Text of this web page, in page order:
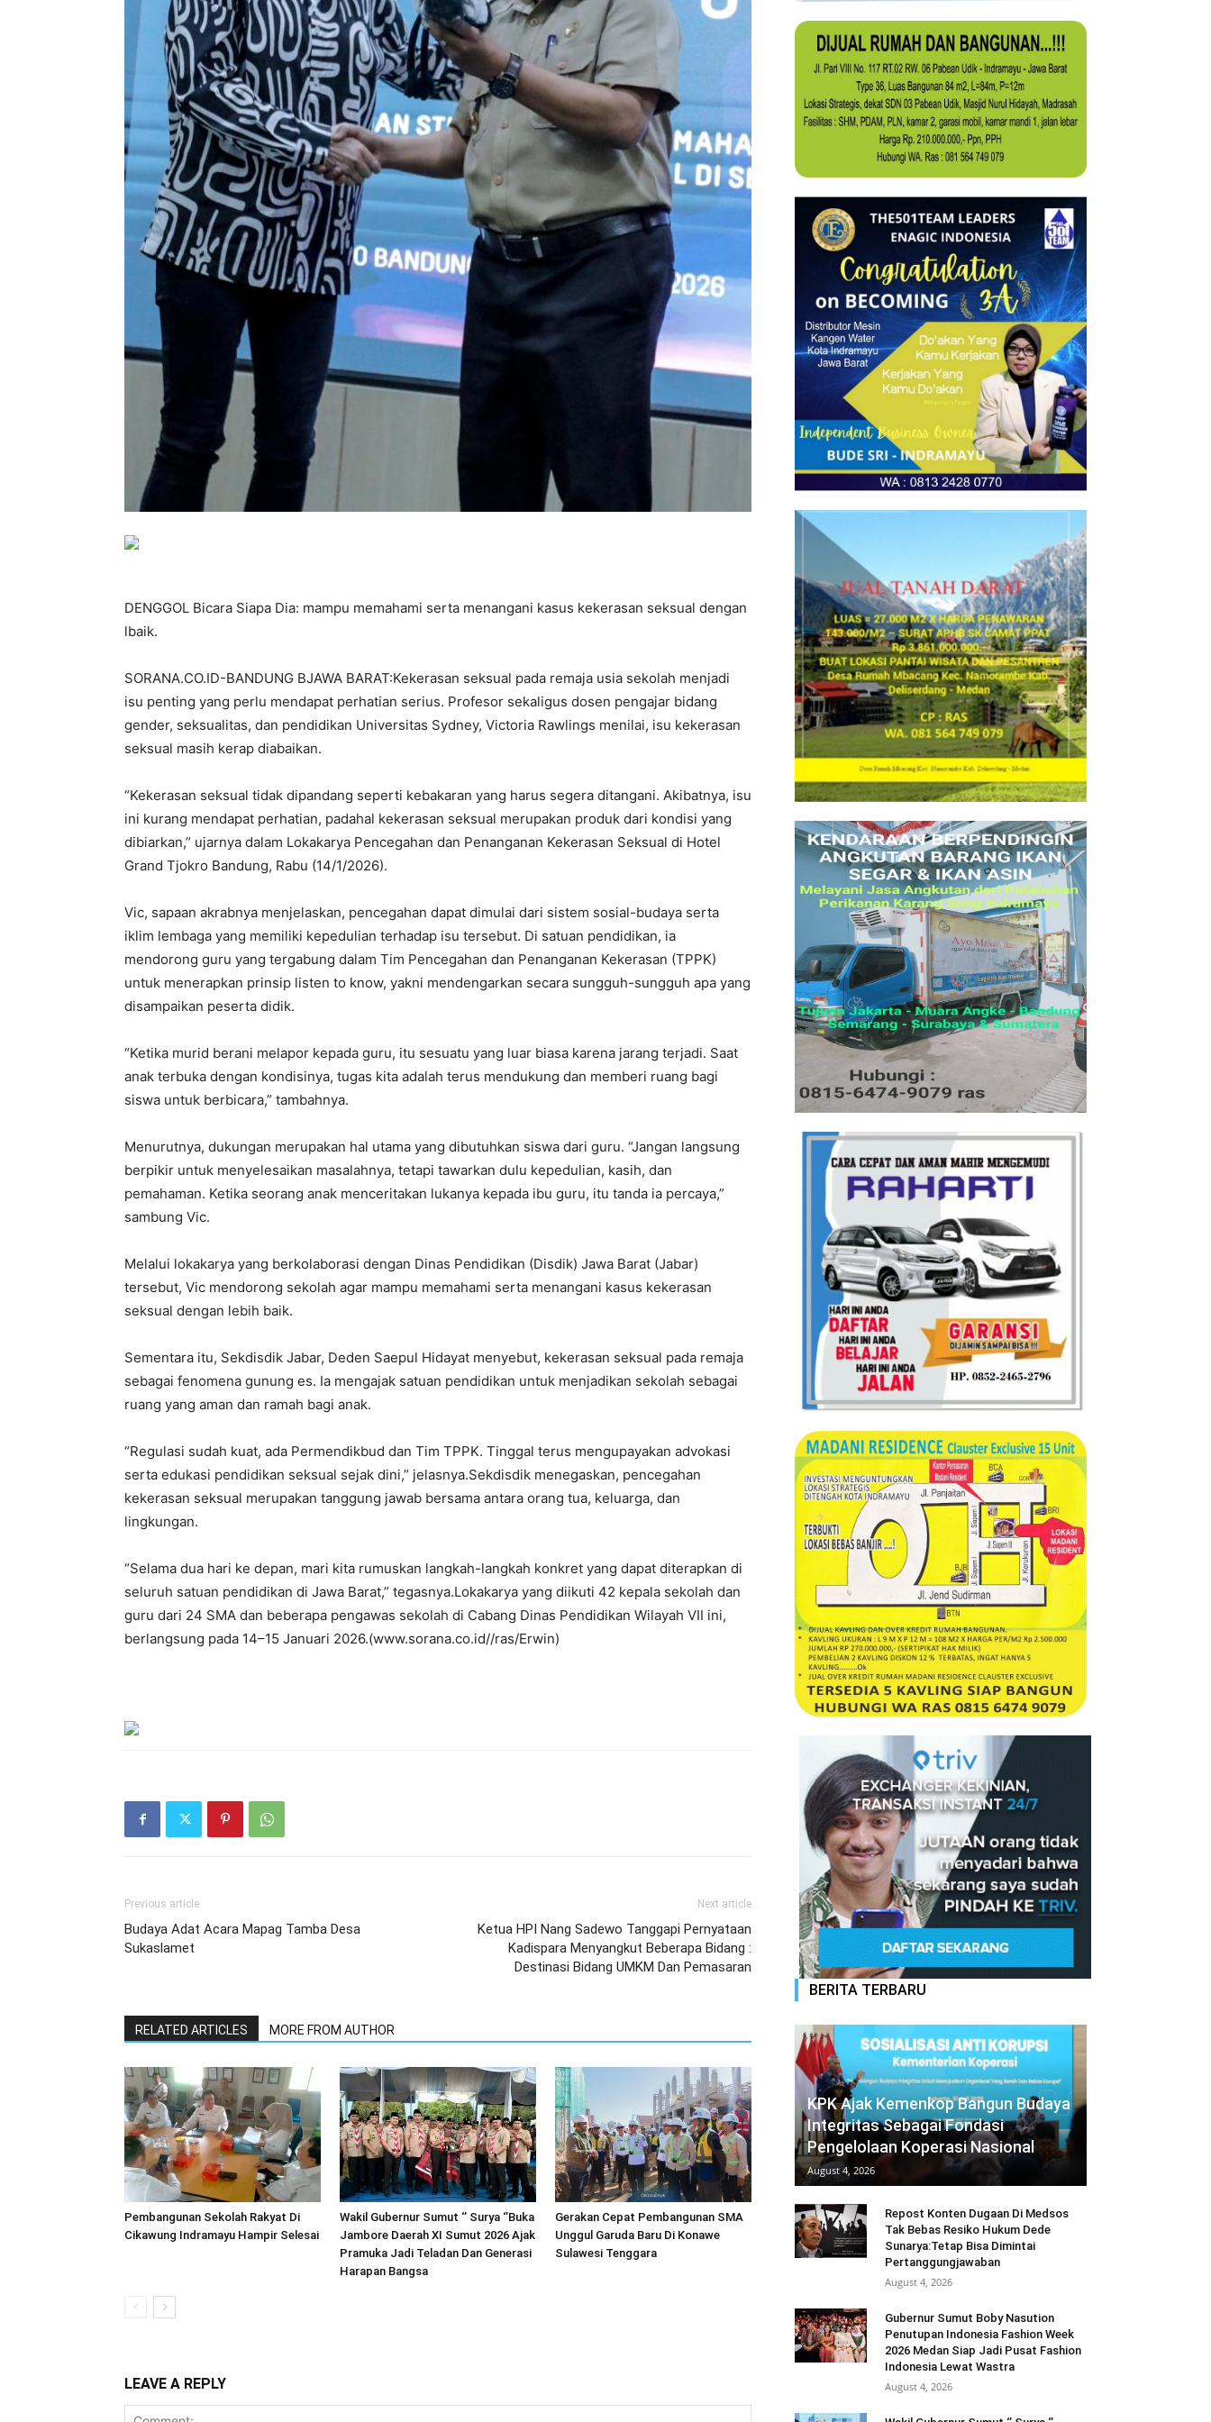
DENGGOL Bicara Siapa Dia: mampu memahami serta menangani kasus kekerasan seksual dengan
lbaik.
SORANA.CO.ID-BANDUNG BJAWA BARAT:Kekerasan seksual pada remaja usia sekolah menjadi
isu penting yang perlu mendapat perhatian serius. Profesor sekaligus dosen pengajar bidang
gender, seksualitas, dan pendidikan Universitas Sydney, Victoria Rawlings menilai, isu kekerasan
seksual masih kerap diabaikan.
“Kekerasan seksual tidak dipandang seperti kebakaran yang harus segera ditangani. Akibatnya, isu
ini kurang mendapat perhatian, padahal kekerasan seksual merupakan produk dari kondisi yang
dibiarkan,” ujarnya dalam Lokakarya Pencegahan dan Penanganan Kekerasan Seksual di Hotel
Grand Tjokro Bandung, Rabu (14/1/2026).
Vic, sapaan akrabnya menjelaskan, pencegahan dapat dimulai dari sistem sosial-budaya serta
iklim lembaga yang memiliki kepedulian terhadap isu tersebut. Di satuan pendidikan, ia
mendorong guru yang tergabung dalam Tim Pencegahan dan Penanganan Kekerasan (TPPK)
untuk menerapkan prinsip listen to know, yakni mendengarkan secara sungguh-sungguh apa yang
disampaikan peserta didik.
“Ketika murid berani melapor kepada guru, itu sesuatu yang luar biasa karena jarang terjadi. Saat
anak terbuka dengan kondisinya, tugas kita adalah terus mendukung dan memberi ruang bagi
siswa untuk berbicara,” tambahnya.
Menurutnya, dukungan merupakan hal utama yang dibutuhkan siswa dari guru. “Jangan langsung
berpikir untuk menyelesaikan masalahnya, tetapi tawarkan dulu kepedulian, kasih, dan
pemahaman. Ketika seorang anak menceritakan lukanya kepada ibu guru, itu tanda ia percaya,”
sambung Vic.
Melalui lokakarya yang berkolaborasi dengan Dinas Pendidikan (Disdik) Jawa Barat (Jabar)
tersebut, Vic mendorong sekolah agar mampu memahami serta menangani kasus kekerasan
seksual dengan lebih baik.
Sementara itu, Sekdisdik Jabar, Deden Saepul Hidayat menyebut, kekerasan seksual pada remaja
sebagai fenomena gunung es. Ia mengajak satuan pendidikan untuk menjadikan sekolah sebagai
ruang yang aman dan ramah bagi anak.
“Regulasi sudah kuat, ada Permendikbud dan Tim TPPK. Tinggal terus mengupayakan advokasi
serta edukasi pendidikan seksual sejak dini,” jelasnya.Sekdisdik menegaskan, pencegahan
kekerasan seksual merupakan tanggung jawab bersama antara orang tua, keluarga, dan
lingkungan.
“Selama dua hari ke depan, mari kita rumuskan langkah-langkah konkret yang dapat diterapkan di
seluruh satuan pendidikan di Jawa Barat,” tegasnya.Lokakarya yang diikuti 42 kepala sekolah dan
guru dari 24 SMA dan beberapa pengawas sekolah di Cabang Dinas Pendidikan Wilayah VII ini,
berlangsung pada 14–15 Januari 2026.(www.sorana.co.id//ras/Erwin)
Previous article
Budaya Adat Acara Mapag Tamba Desa
Sukaslamet
Next article
Ketua HPI Nang Sadewo Tanggapi Pernyataan
Kadispara Menyangkut Beberapa Bidang :
Destinasi Bidang UMKM Dan Pemasaran
RELATED ARTICLES MORE FROM AUTHOR
Pembangunan Sekolah Rakyat Di
Cikawung Indramayu Hampir Selesai
Wakil Gubernur Sumut ‘’ Surya ‘’Buka
Jambore Daerah XI Sumut 2026 Ajak
Pramuka Jadi Teladan Dan Generasi
Harapan Bangsa
Gerakan Cepat Pembangunan SMA
Unggul Garuda Baru Di Konawe
Sulawesi Tenggara
LEAVE A REPLY
BERITA TERBARU
KPK Ajak Kemenkop Bangun Budaya
Integritas Sebagai Fondasi
Pengelolaan Koperasi Nasional
August 4, 2026
Repost Konten Dugaan Di Medsos
Tak Bebas Resiko Hukum Dede
Sunarya:Tetap Bisa Dimintai
Pertanggungjawaban
August 4, 2026
Gubernur Sumut Boby Nasution
Penutupan Indonesia Fashion Week
2026 Medan Siap Jadi Pusat Fashion
Indonesia Lewat Wastra
August 4, 2026